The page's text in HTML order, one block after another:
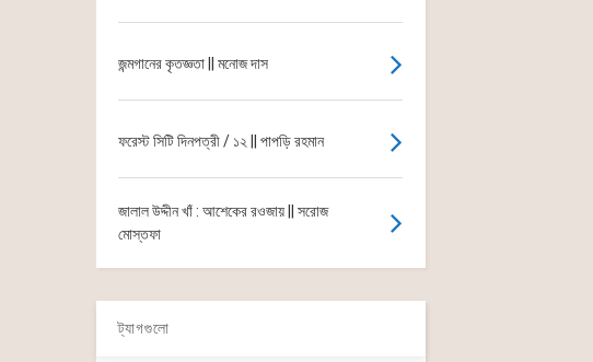
জন্মগানের কৃতজ্ঞতা || মনোজ দাস
ফরেস্ট সিটি দিনপত্রী / ১২ || পাপড়ি রহমান
জালাল উদ্দীন খাঁ : আশেকের রওজায় || সরোজ
মোস্তফা
ট্যাগগুলো